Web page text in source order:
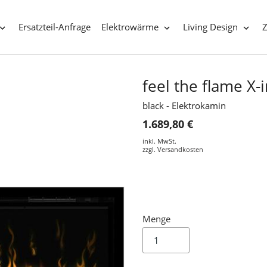
Ersatzteil-Anfrage Elektrowärme Living Design
feel the flame X-
black - Elektrokamin
1.689,80 €
inkl. MwSt.
zzgl. Versandkosten
Menge